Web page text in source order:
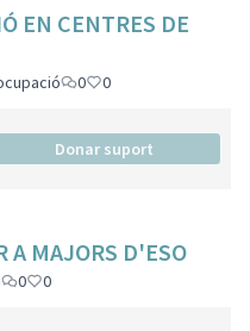
EN CENTRES DE
0 0
Donar suport
A MAJORS D'ESO
0 0